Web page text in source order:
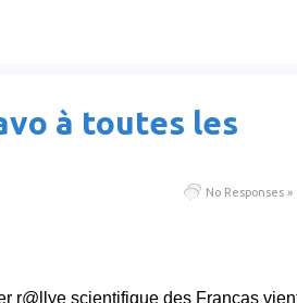
à toutes les
No Responses »
r@llye scientifique des Francas